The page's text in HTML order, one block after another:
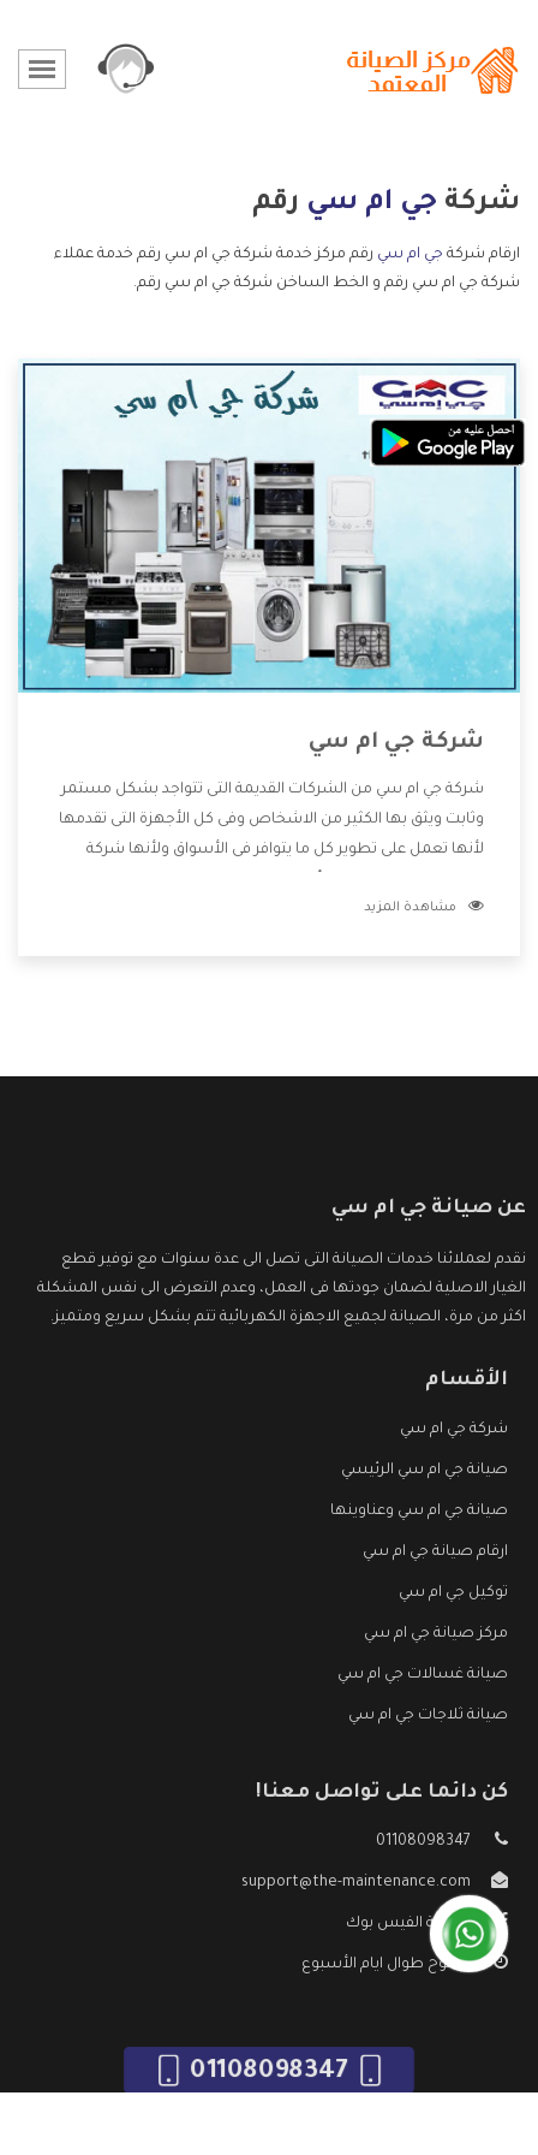
شركة جي ام سي رقم
ارقام شركة جي ام سي رقم مركز خدمة شركة جي ام سي رقم خدمة عملاء
شركة جي ام سي رقم و الخط الساخن شركة جي ام سي رقم.
شركة جي ام سي
شركة جي ام سي من الشركات القديمة التى تتواجد بشكل مستمر
وثابت ويثق بها الكثير من الاشخاص وفى كل الأجهزة التى تقدمها
لأنها تعمل على تطوير كل ما يتوافر فى الأسواق ولأنها شركة
وتقدم للعملاء أقوى العروض والخصومات التى تسهل على
مشاهدة المزيد
عن صيانة جي ام سي
نقدم لعملائنا خدمات الصيانة التى تصل الى عدة سنوات مع توفير قطع
الغيار الاصلية لضمان جودتها فى العمل، وعدم التعرض الى نفس المشكلة
اكثر من مرة، الصيانة لجميع الاجهزة الكهربائية تتم بشكل سريع ومتميز.
الأقسام
شركة جي ام سي
صيانة جي ام سي الرئيسي
صيانة جي ام سي وعناوينها
ارقام صيانة جي ام سي
توكيل جي ام سي
مركز صيانة جي ام سي
صيانة غسالات جي ام سي
صيانة ثلاجات جي ام سي
كن دائما على تواصل معنا!
01108098347
support@the-maintenance.com
صفحة الفيس بوك
مفتوح طوال ايام الأسبوع
01108098347